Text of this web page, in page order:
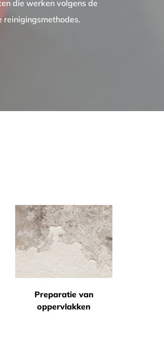
die werken volgens de
reinigingsmethodes.
Preparatie van
oppervlakken